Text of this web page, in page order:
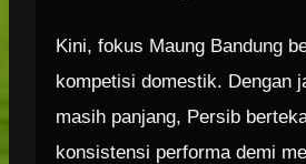
Kini, fokus Maung Bandung
kompetisi domestik. Dengan
masih panjang, Persib
konsistensi performa demi